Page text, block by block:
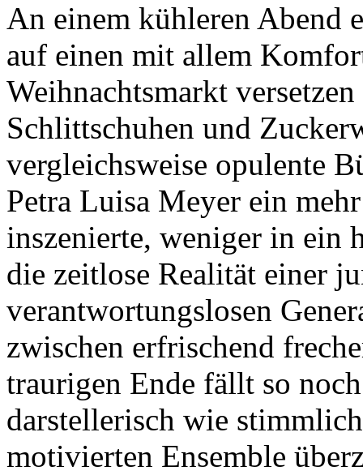
An einem kühleren Abend
auf einen mit allem
Weihnachtsmarkt
Schlittschuhen und
vergleichsweise opulente
Petra Luisa Meyer ein
inszenierte, weniger in ein
die zeitlose Realität einer
verantwortungslosen
zwischen erfrischend
traurigen Ende fällt so
darstellerisch wie
motivierten Ensemble